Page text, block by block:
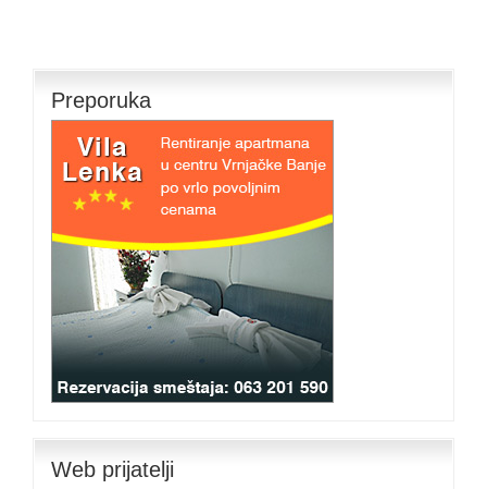
Preporuka
Web prijatelji